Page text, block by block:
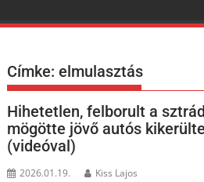
Címke:elmulasztás
Hihetetlen, felborult a
mögötte jövő autós
(videóval)
2026.01.19. Kiss Lajos